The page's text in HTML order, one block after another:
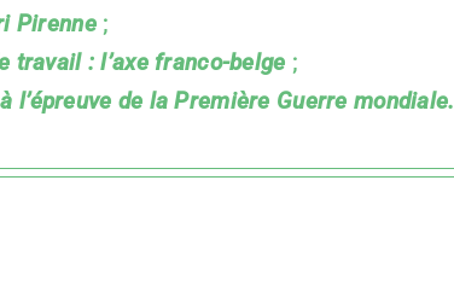
Pirenne ;
travail : l’axe franco-belge ;
de la Première Guerre mondiale.